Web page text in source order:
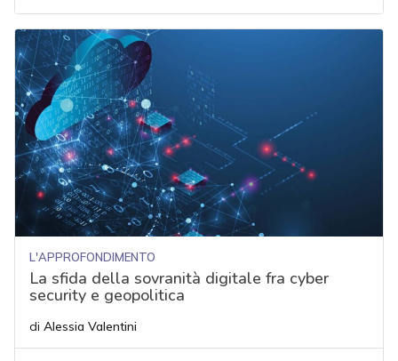
L'APPROFONDIMENTO
La sfida della sovranità digitale fra cyber
security e geopolitica
di Alessia Valentini